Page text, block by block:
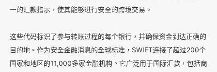
一的汇款指示，使其能够进行安全的跨境交易。
这些代码标识了参与转账过程的每个银行，并确保资金到达正确的
目的地。作为安全金融消息的全球标准，SWIFT连接了超过200个
国家和地区的11,000多家金融机构。它广泛用于国际汇款，包括商